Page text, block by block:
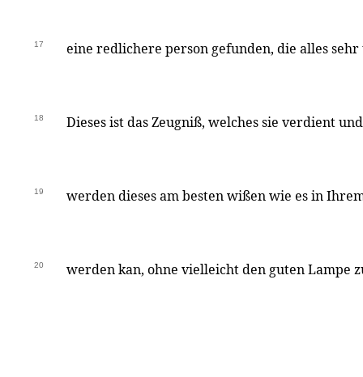
17 eine redlichere person gefunden, die alles
18 Dieses ist das Zeugniß, welches sie verdient
19 werden dieses am besten wißen wie es in
20 werden kan, ohne vielleicht den guten Lampe